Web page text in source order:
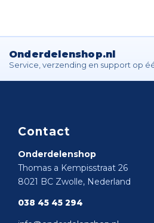
Onderdelenshop.nl
Service, verzending en support op
Contact
Onderdelenshop
Thomas a Kempisstraat 26
8021 BC Zwolle, Nederland
038 45 45 294